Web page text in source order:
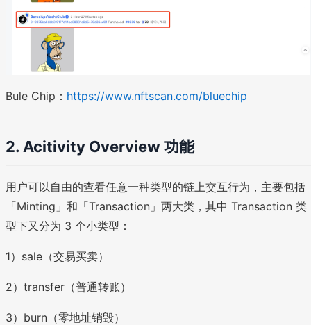
Bule Chip： https://www.nftscan.com/bluechip
2. Acitivity Overview 功能
用户可以自由的查看任意一种类型的链上交互行为，主要包括
「Minting」和「Transaction」两大类，其中 Transaction 类
型下又分为 3 个小类型：
1）sale（交易买卖）
2）transfer（普通转账）
3）burn（零地址销毁）